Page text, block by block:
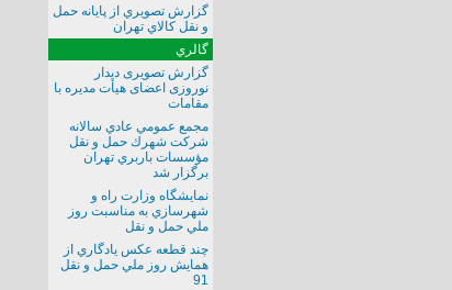
گزارش تصويري از پايانه حمل
و نقل كالاي تهران
گالري
گزارش تصویری دیدار
نوروزی اعضای هیأت مدیره با
مقامات
مجمع عمومي عادي سالانه
شركت شهرك حمل و نقل
مؤسسات باربري تهران
برگزار شد
نمايشگاه وزارت راه و
شهرسازي به مناسبت روز
ملي حمل و نقل
چند قطعه عكس يادگاري از
همايش روز ملي حمل و نقل
91